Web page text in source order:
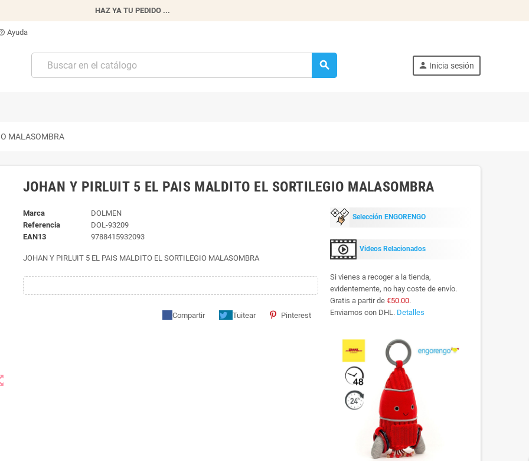
HAZ YA TU PEDIDO ...
Ayuda
search person Inicia sesión
MALASOMBRA
JOHAN Y PIRLUIT 5 EL PAIS MALDITO EL SORTILEGIO MALASOMBRA
Marca
DOLMEN
Referencia
DOL-93209
EAN13
9788415932093
JOHAN Y PIRLUIT 5 EL PAIS MALDITO EL SORTILEGIO MALASOMBRA
Compartir Tuitear Pinterest
Selección ENGORENGO
Videos Relacionados
Si vienes a recoger a la tienda,
evidentemente, no hay coste de envío.
Gratis a partir de €50.00.
Enviamos con DHL. Detalles